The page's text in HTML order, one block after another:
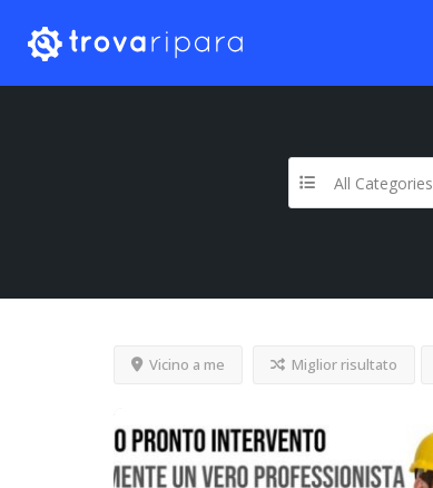
All Categories
Vicino a me Miglior risultato